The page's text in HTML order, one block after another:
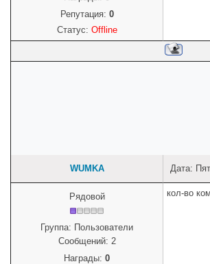
Репутация: 0
Статус: Offline
WUMKA Дата:
Рядовой
Группа: Пользователи
Сообщений: 2
Награды: 0
кол-во